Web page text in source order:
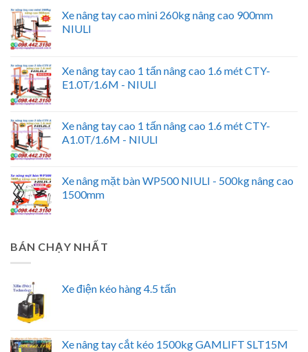
Xe nâng tay cao mini 260kg nâng cao 900mm
NIULI
Xe nâng tay cao 1 tấn nâng cao 1.6 mét CTY-
E1.0T/1.6M - NIULI
Xe nâng tay cao 1 tấn nâng cao 1.6 mét CTY-
A1.0T/1.6M - NIULI
Xe nâng mặt bàn WP500 NIULI - 500kg nâng cao
1500mm
BÁN CHẠY NHẤT
Xe điện kéo hàng 4.5 tấn
Xe nâng tay cắt kéo 1500kg GAMLIFT SLT15M